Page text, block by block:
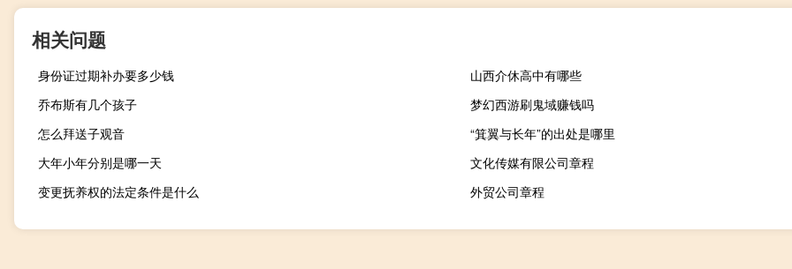
相关问题
身份证过期补办要多少钱
山西介休高中有哪些
乔布斯有几个孩子
梦幻西游刷鬼域赚钱吗
怎么拜送子观音
“箕翼与长年”的出处是哪里
大年小年分别是哪一天
文化传媒有限公司章程
变更抚养权的法定条件是什么
外贸公司章程